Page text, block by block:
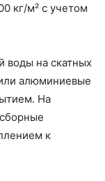
кг/м² с учетом
воды на скатных
алюминиевые
На
к